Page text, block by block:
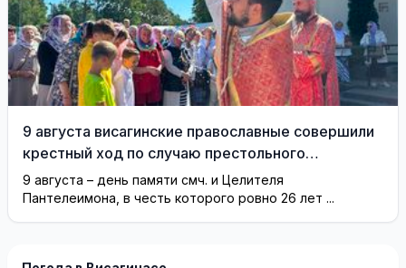
9 августа висагинские православные совершили
крестный ход по случаю престольного
праздника (фотогалерея)
9 августа – день памяти смч. и Целителя
Пантелеимона, в честь которого ровно 26 лет ...